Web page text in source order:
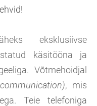
eksklusiivse
käsitööna ja
Võtmehoidjal
, mis
Teie telefoniga